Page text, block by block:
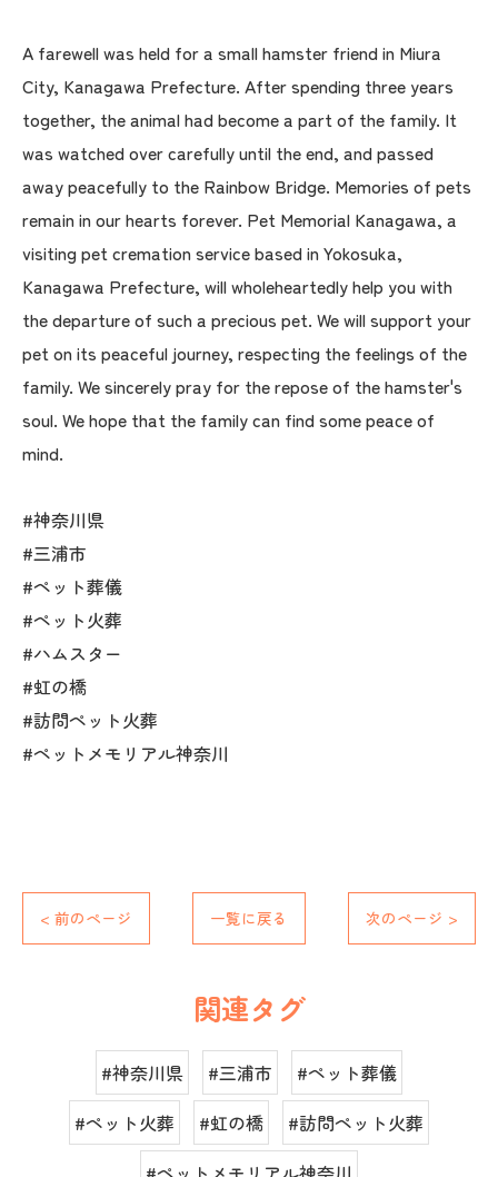
A farewell was held for a small hamster friend in Miura
City, Kanagawa Prefecture. After spending three years
together, the animal had become a part of the family. It
was watched over carefully until the end, and passed
away peacefully to the Rainbow Bridge. Memories of pets
remain in our hearts forever. Pet Memorial Kanagawa, a
visiting pet cremation service based in Yokosuka,
Kanagawa Prefecture, will wholeheartedly help you with
the departure of such a precious pet. We will support your
pet on its peaceful journey, respecting the feelings of the
family. We sincerely pray for the repose of the hamster's
soul. We hope that the family can find some peace of
mind.
#神奈川県
#三浦市
#ペット葬儀
#ペット火葬
#ハムスター
#虹の橋
#訪問ペット火葬
#ペットメモリアル神奈川
< 前のページ 一覧に戻る 次のページ >
関連タグ
#神奈川県 #三浦市
#ペット葬儀
#ペット火葬
#虹の橋
#訪問ペット火葬